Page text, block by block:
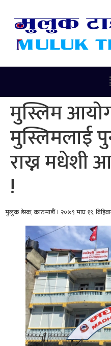
मुस्लिम
मुस्लिमलाई
राख्न मधेशी
!
मुलुक डेस्क, काठमाडौं । २०७९ माघ १९,